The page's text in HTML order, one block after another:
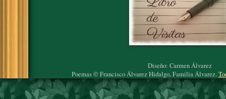
Diseño: Carmen Álvarez
Poemas © Francisco Álvarez Hidalgo, Familia Álvarez.